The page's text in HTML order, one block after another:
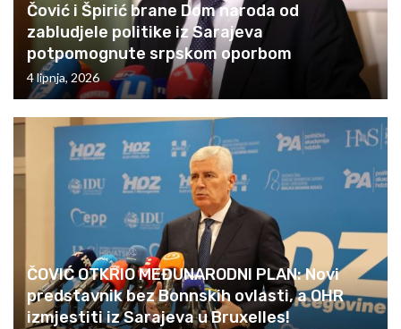
Čović i Špirić brane Dom naroda od
zabludjele politike iz Sarajeva
potpomognute srpskom oporbom
4 lipnja, 2026
ČOVIĆ OTKRIO MEĐUNARODNI PLAN: Novi
predstavnik bez Bonnskih ovlasti, a OHR
izmjestiti iz Sarajeva u Bruxelles!